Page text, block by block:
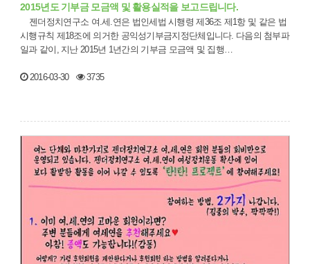
2015년도 기부금 모금액 및 활용실적을 보고드립니다.
시행규칙 제18조에 의거한 공익성기부금지정단체입니다. 다음의 첨부파
일과 같이, 지난 2015년 1년간의 기부금 모금액 및 집행…
2016-03-30 3735